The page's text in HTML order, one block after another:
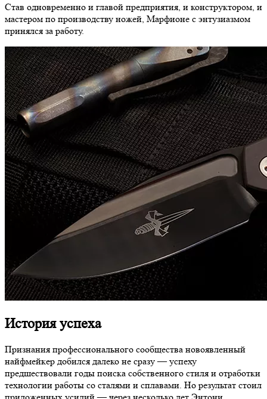
Став одновременно и главой предприятия, и конструктором, и
мастером по производству ножей, Марфионе с энтузиазмом
принялся за работу.
История успеха
Признания профессионального сообщества новоявленный
найфмейкер добился далеко не сразу — успеху
предшествовали годы поиска собственного стиля и отработки
технологии работы со сталями и сплавами. Но результат стоил